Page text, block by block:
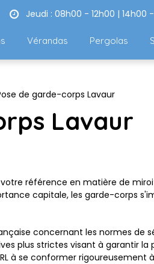
Jeudi : 08h00 - 12h00 | 14h00
Vérandas Pergolas
de garde-corps Lavaur
Lavaur
référence en matière de
capitale, les garde-corps
concernant les normes de
plus strictes visant à garantir la
à se conformer rigoureusement